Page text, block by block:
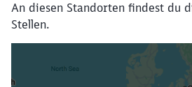
An diesen Standorten findest du
Stellen.